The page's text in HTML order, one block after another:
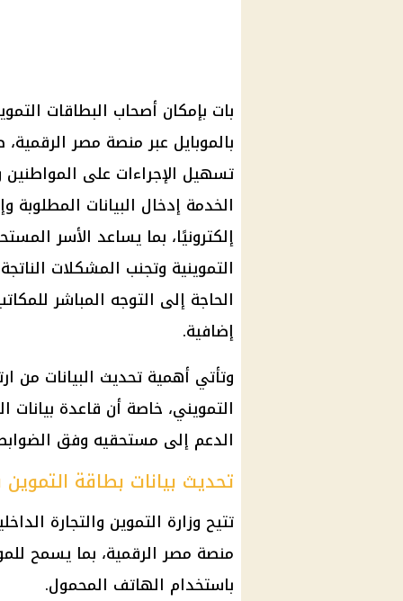
بات بإمكان أصحاب البطاقات
بالموبايل عبر منصة مصر
تسهيل الإجراءات على
الخدمة إدخال البيانات
إلكترونيًا، بما يساعد الأسر
التموينية وتجنب المشكلات
الحاجة إلى التوجه المباشر
إضافية.
وتأتي أهمية تحديث البيانات من
التمويني، خاصة أن قاعدة
الدعم إلى مستحقيه وفق
تحديث بيانات بطاقة التموين
تتيح وزارة التموين والتجارة
منصة مصر الرقمية، بما يسمح
باستخدام الهاتف المحمول.